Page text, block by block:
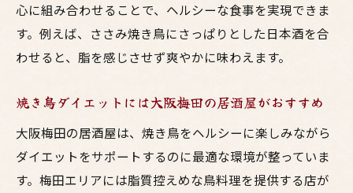
心に組み合わせることで、ヘルシーな食事を実現できま
す。例えば、ささみ焼き鳥にさっぱりとした日本酒を合
わせると、脂を感じさせず爽やかに味わえます。
焼き鳥ダイエットには大阪梅田の居酒屋がおすすめ
大阪梅田の居酒屋は、焼き鳥をヘルシーに楽しみながら
ダイエットをサポートするのに最適な環境が整っていま
す。梅田エリアには脂質控えめな鳥料理を提供する店が